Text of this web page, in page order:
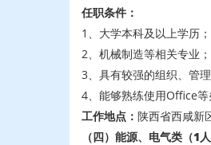
任职条件：
1、大学本科及以上学历；
2、机械制造等相关专业；
3、具有较强的组织、管
4、能够熟练使用Office等
工作地点： 陕西省西咸新
（四）能源、电气类 （1人